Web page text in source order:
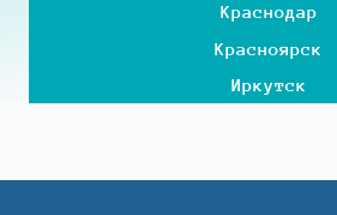
Краснодар
Красноярск
Иркутск